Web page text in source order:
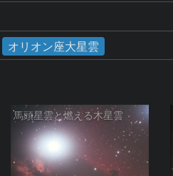
オリオン座大星雲
馬頭星雲と燃える木星雲